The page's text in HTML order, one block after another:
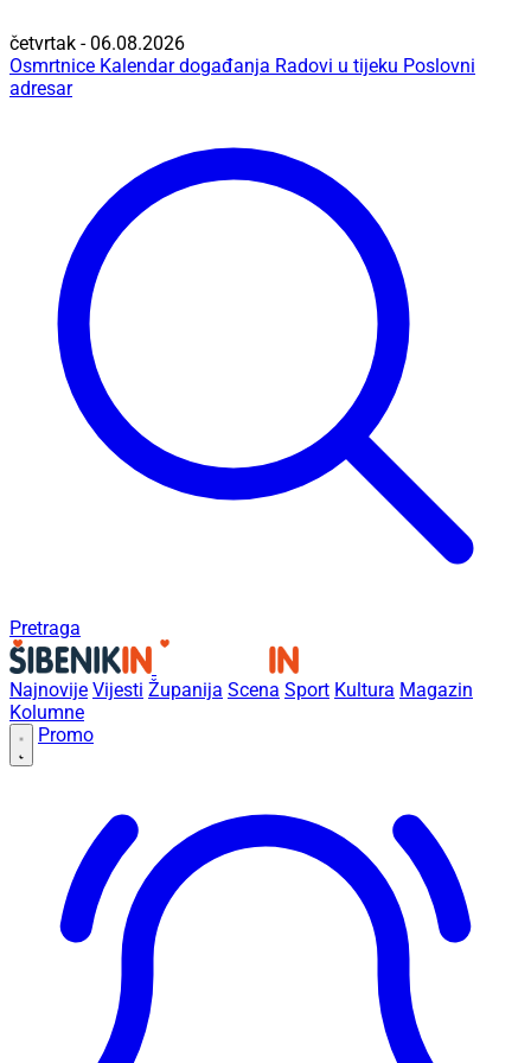
četvrtak - 06.08.2026
Osmrtnice Kalendar događanja Radovi u tijeku Poslovni
adresar
Pretraga
Najnovije Vijesti Županija Scena Sport Kultura Magazin
Kolumne
Promo